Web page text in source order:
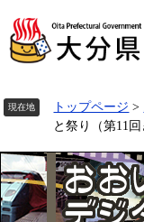
ジ
頭
。
現在地 トップページ >
と祭り（第11回